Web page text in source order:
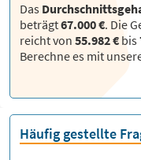
Das
beträgt67.000 €. Die
reicht von 55.982 € bis
Berechne es mit
Häufig gestellte